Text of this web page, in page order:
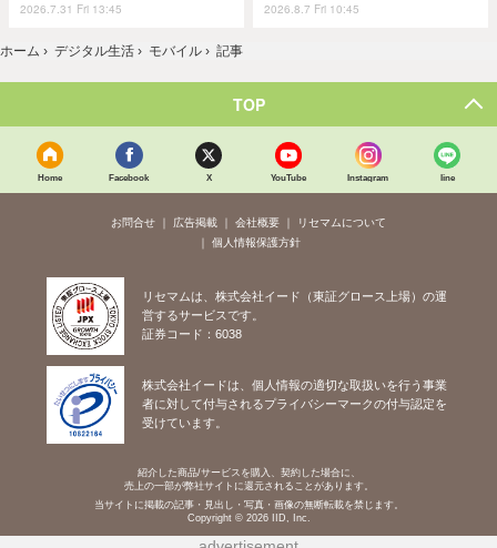
2026.7.31 Fri 13:45 2026.8.7 Fri 10:45
ホーム › デジタル生活 › モバイル › 記事
TOP
Home Facebook X YouTube Instagram line
お問合せ 広告掲載 会社概要
リセマムについて
個人情報保護方針
リセマムは、株式会社イード（東証グロース上場）の運
営するサービスです。
証券コード：6038
株式会社イードは、個人情報の適切な取扱いを行う事業
者に対して付与されるプライバシーマークの付与認定を
受けています。
紹介した商品/サービスを購入、契約した場合に、
売上の一部が弊社サイトに還元されることがあります。
当サイトに掲載の記事・見出し・写真・画像の無断転載を禁じます。
Copyright © 2026 IID, Inc.